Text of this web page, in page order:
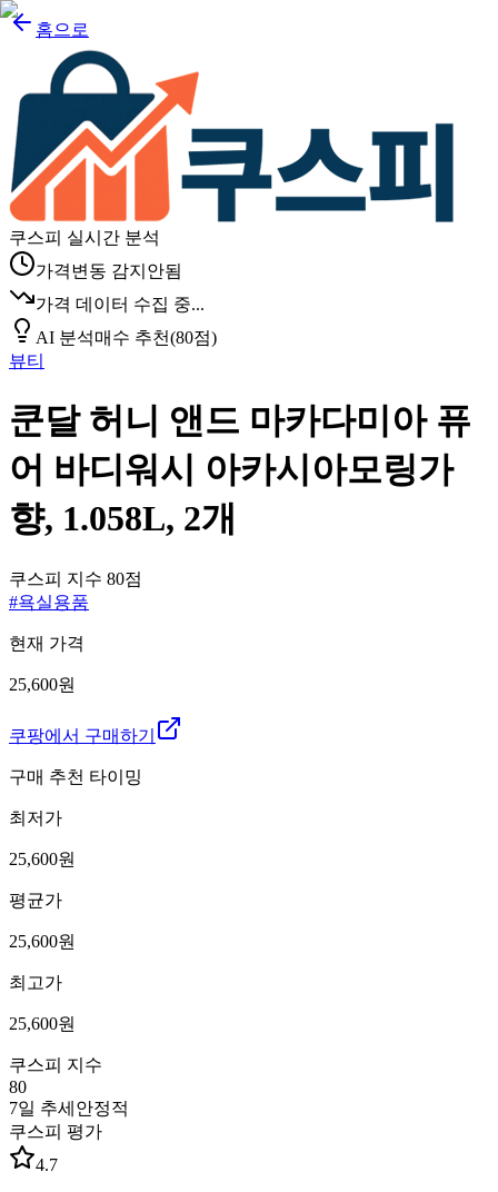
홈으로
쿠스피 실시간 분석
가격변동 감지안됨
가격 데이터 수집 중...
AI 분석매수 추천(80점)
뷰티
쿤달 허니 앤드 마카다미아 퓨
어 바디워시 아카시아모링가
향, 1.058L, 2개
쿠스피 지수 80점
#욕실용품
현재 가격
25,600원
쿠팡에서 구매하기
구매 추천 타이밍
최저가
25,600원
평균가
25,600원
최고가
25,600원
쿠스피 지수
80
7일 추세 안정적
쿠스피 평가
4.7